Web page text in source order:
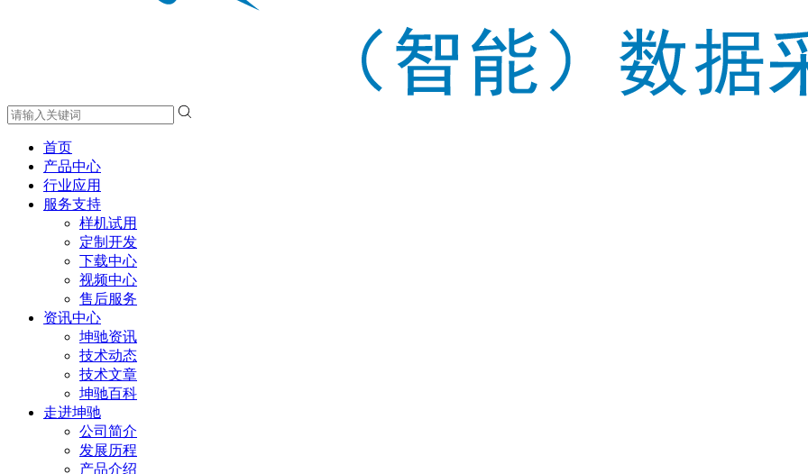
首页
产品中心
行业应用
服务支持
样机试用
定制开发
下载中心
视频中心
售后服务
资讯中心
坤驰资讯
技术动态
技术文章
坤驰百科
走进坤驰
公司简介
发展历程
产品介绍